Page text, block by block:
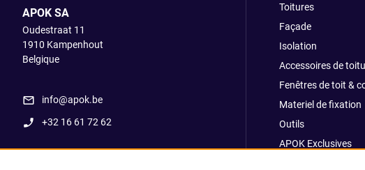
APOK SA
Oudestraat 11
1910 Kampenhout
Belgique
info@apok.be
+32 16 61 72 62
Toitures
Façade
Isolation
Accessoires de
Fenêtres de toit &
Materiel de fixation
Outils
APOK Exclusives